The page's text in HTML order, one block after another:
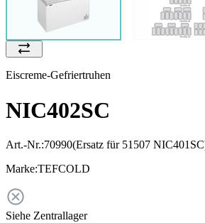
Eiscreme-Gefriertruhen
NIC402SC
Art.-Nr.:70990(Ersatz für 51507
Marke:TEFCOLD
Siehe Zentrallager